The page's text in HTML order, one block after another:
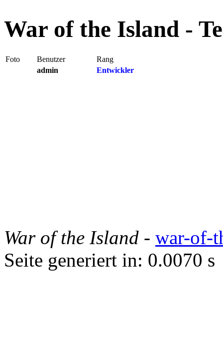
War of the Island -
Foto Benutzer
Rang
admin
Entwickler
War of the Island - war-of-
Seite generiert in: 0.0070 s